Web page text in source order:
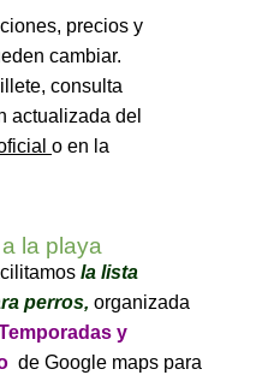
precios y
cambiar.
consulta
actualizada del
o en la
la playa
la lista
perros, organizada
y
de Google maps para